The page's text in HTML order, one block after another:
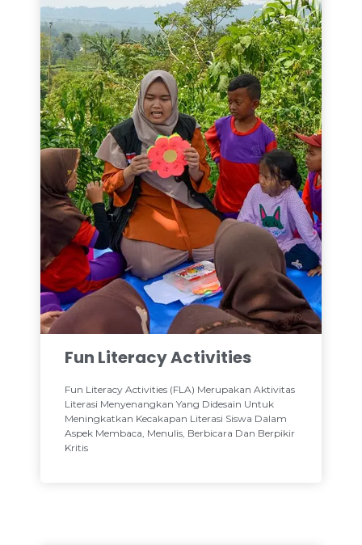
Fun Literacy Activities
Fun Literacy Activities (FLA) Merupakan Aktivitas
Literasi Menyenangkan Yang Didesain Untuk
Meningkatkan Kecakapan Literasi Siswa Dalam
Aspek Membaca, Menulis, Berbicara Dan Berpikir
Kritis